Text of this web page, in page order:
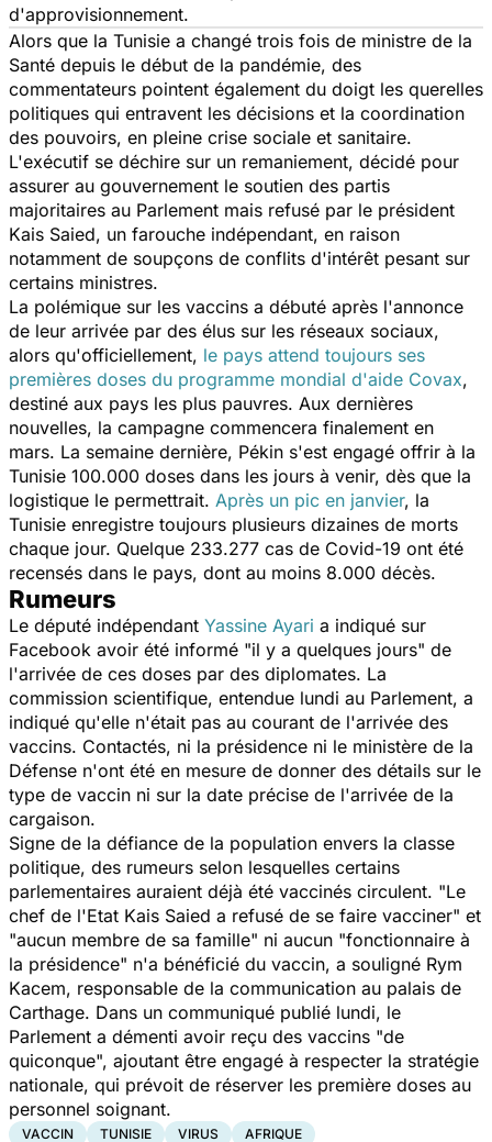
d'approvisionnement.
Alors que la Tunisie a changé trois fois de ministre de la
Santé depuis le début de la pandémie, des
commentateurs pointent également du doigt les querelles
politiques qui entravent les décisions et la coordination
des pouvoirs, en pleine crise sociale et sanitaire.
L'exécutif se déchire sur un remaniement, décidé pour
assurer au gouvernement le soutien des partis
majoritaires au Parlement mais refusé par le président
Kais Saied, un farouche indépendant, en raison
notamment de soupçons de conflits d'intérêt pesant sur
certains ministres.
La polémique sur les vaccins a débuté après l'annonce
de leur arrivée par des élus sur les réseaux sociaux,
alors qu'officiellement, le pays attend toujours ses
premières doses du programme mondial d'aide Covax,
destiné aux pays les plus pauvres. Aux dernières
nouvelles, la campagne commencera finalement en
mars. La semaine dernière, Pékin s'est engagé offrir à la
Tunisie 100.000 doses dans les jours à venir, dès que la
logistique le permettrait. Après un pic en janvier, la
Tunisie enregistre toujours plusieurs dizaines de morts
chaque jour. Quelque 233.277 cas de Covid-19 ont été
recensés dans le pays, dont au moins 8.000 décès.
Rumeurs
Le député indépendant Yassine Ayari a indiqué sur
Facebook avoir été informé "il y a quelques jours" de
l'arrivée de ces doses par des diplomates. La
commission scientifique, entendue lundi au Parlement, a
indiqué qu'elle n'était pas au courant de l'arrivée des
vaccins. Contactés, ni la présidence ni le ministère de la
Défense n'ont été en mesure de donner des détails sur le
type de vaccin ni sur la date précise de l'arrivée de la
cargaison.
Signe de la défiance de la population envers la classe
politique, des rumeurs selon lesquelles certains
parlementaires auraient déjà été vaccinés circulent. "Le
chef de l'Etat Kais Saied a refusé de se faire vacciner" et
"aucun membre de sa famille" ni aucun "fonctionnaire à
la présidence" n'a bénéficié du vaccin, a souligné Rym
Kacem, responsable de la communication au palais de
Carthage. Dans un communiqué publié lundi, le
Parlement a démenti avoir reçu des vaccins "de
quiconque", ajoutant être engagé à respecter la stratégie
nationale, qui prévoit de réserver les première doses au
personnel soignant.
VACCIN TUNISIE VIRUS AFRIQUE